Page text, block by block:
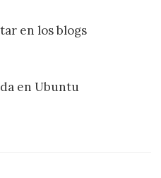
en los blogs
en Ubuntu